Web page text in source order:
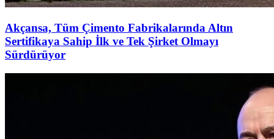
Akçansa, Tüm Çimento Fabrikalarında Altın
Sertifikaya Sahip İlk ve Tek Şirket Olmayı
Sürdürüyor